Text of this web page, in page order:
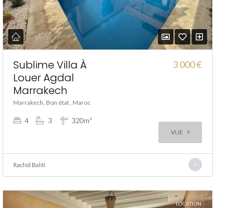
Sublime Villa À
Louer Agdal
Marrakech
Marrakech, Bon état , Maroc
3 000 €
4 3 320m²
VUE
Rachid Baliti
LOCATION